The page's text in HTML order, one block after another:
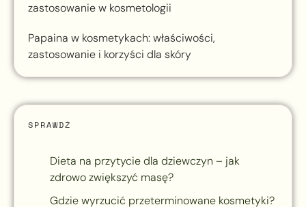
zastosowanie w kosmetologii
Papaina w kosmetykach: właściwości,
zastosowanie i korzyści dla skóry
SPRAWDŹ
Dieta na przytycie dla dziewczyn – jak
zdrowo zwiększyć masę?
Gdzie wyrzucić przeterminowane kosmetyki?